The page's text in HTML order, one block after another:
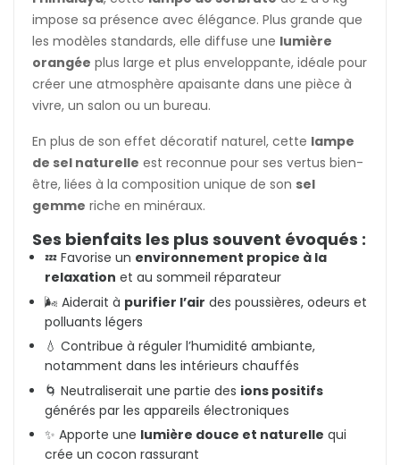
impose sa présence avec élégance. Plus grande que
les modèles standards, elle diffuse une lumière
orangée plus large et plus enveloppante, idéale pour
créer une atmosphère apaisante dans une pièce à
vivre, un salon ou un bureau.
En plus de son effet décoratif naturel, cette lampe
de sel naturelle est reconnue pour ses vertus bien-
être, liées à la composition unique de son sel
gemme riche en minéraux.
Ses bienfaits les plus souvent évoqués :
💤 Favorise un environnement propice à la
relaxation et au sommeil réparateur
🌬️ Aiderait à purifier l’air des poussières, odeurs et
polluants légers
💧 Contribue à réguler l’humidité ambiante,
notamment dans les intérieurs chauffés
🌀 Neutraliserait une partie des ions positifs
générés par les appareils électroniques
✨ Apporte une lumière douce et naturelle qui
crée un cocon rassurant